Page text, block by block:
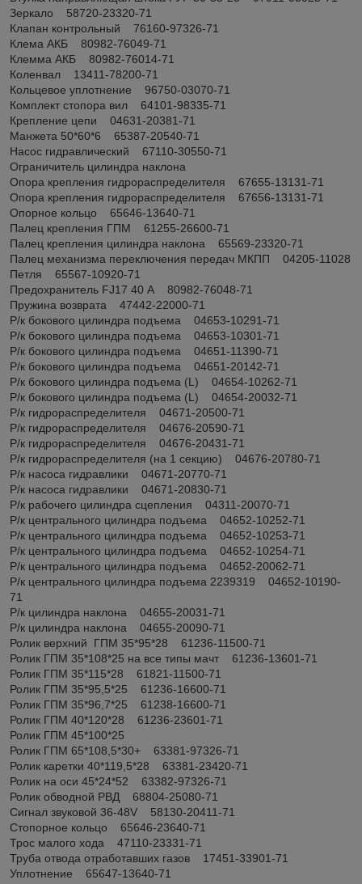
Зеркало 58720-23320-71
Клапан контрольный 76160-97326-71
Клема АКБ 80982-76049-71
Клемма АКБ 80982-76014-71
Коленвал 13411-78200-71
Кольцевое уплотнение 96750-03070-71
Комплект стопора вил 64101-98335-71
Крепление цепи 04631-20381-71
Манжета 50*60*6 65387-20540-71
Насос гидравлический 67110-30550-71
Ограничитель цилиндра наклона
Опора крепления гидрораспределителя 67655-13131-71
Опора крепления гидрораспределителя 67656-13131-71
Опорное кольцо 65646-13640-71
Палец крепления ГПМ 61255-26600-71
Палец крепления цилиндра наклона 65569-23320-71
Палец механизма переключения передач МКПП 04205-11028
Петля 65567-10920-71
Предохранитель FJ17 40 А 80982-76048-71
Пружина возврата 47442-22000-71
Р/к бокового цилиндра подъема 04653-10291-71
Р/к бокового цилиндра подъема 04653-10301-71
Р/к бокового цилиндра подъема 04651-11390-71
Р/к бокового цилиндра подъема 04651-20142-71
Р/к бокового цилиндра подъема (L) 04654-10262-71
Р/к бокового цилиндра подъема (L) 04654-20032-71
Р/к гидрораспределителя 04671-20500-71
Р/к гидрораспределителя 04676-20590-71
Р/к гидрораспределителя 04676-20431-71
Р/к гидрораспределителя (на 1 секцию) 04676-20780-71
Р/к насоса гидравлики 04671-20770-71
Р/к насоса гидравлики 04671-20830-71
Р/к рабочего цилиндра сцепления 04311-20070-71
Р/к центрального цилиндра подъема 04652-10252-71
Р/к центрального цилиндра подъема 04652-10253-71
Р/к центрального цилиндра подъема 04652-10254-71
Р/к центрального цилиндра подъема 04652-20062-71
Р/к центрального цилиндра подъема 2239319 04652-10190-
71
Р/к цилиндра наклона 04655-20031-71
Р/к цилиндра наклона 04655-20090-71
Ролик верхний ГПМ 35*95*28 61236-11500-71
Ролик ГПМ 35*108*25 на все типы мачт 61236-13601-71
Ролик ГПМ 35*115*28 61821-11500-71
Ролик ГПМ 35*95,5*25 61236-16600-71
Ролик ГПМ 35*96,7*25 61238-16600-71
Ролик ГПМ 40*120*28 61236-23601-71
Ролик ГПМ 45*100*25
Ролик ГПМ 65*108,5*30+ 63381-97326-71
Ролик каретки 40*119,5*28 63381-23420-71
Ролик на оси 45*24*52 63382-97326-71
Ролик обводной РВД 68804-25080-71
Сигнал звуковой 36-48V 58130-20411-71
Стопорное кольцо 65646-23640-71
Трос малого хода 47110-23331-71
Труба отвода отработавших газов 17451-33901-71
Уплотнение 65647-13640-71